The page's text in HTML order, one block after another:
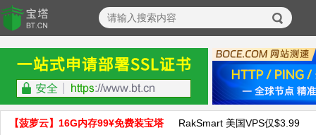
【菠萝云】16G内存99¥免费装宝塔
RakSmart 美国VPS仅$3.99